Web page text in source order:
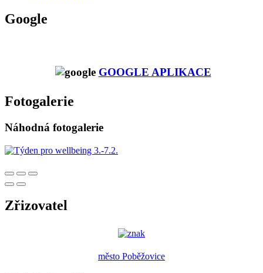
Google
GOOGLE APLIKACE
Fotogalerie
Náhodná fotogalerie
Zřizovatel
město Poběžovice